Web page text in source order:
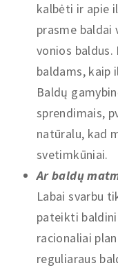
kalbėti ir apie
prasme baldai
vonios
baldams, kaip
Baldų
sprendimais,
natūralu, kad
svetimkūniai.
Ar baldų
Labai svarbu
pateikti
racionaliai
reguliaraus